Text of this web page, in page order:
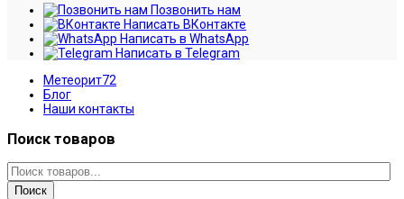
Позвонить нам
Написать ВКонтакте
Написать в WhatsApp
Написать в Telegram
Метеорит72
Блог
Наши контакты
Поиск товаров
Поиск